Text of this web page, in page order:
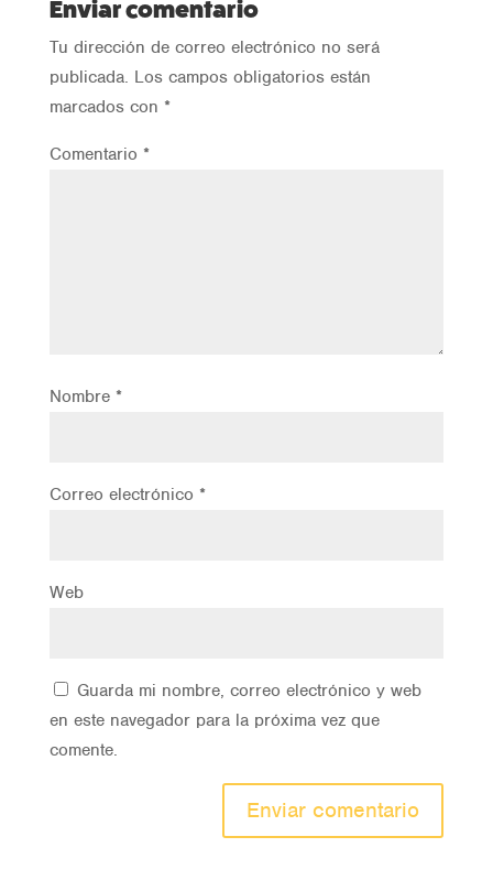
Enviar comentario
Tu dirección de correo electrónico no será
publicada. Los campos obligatorios están
marcados con *
Comentario *
Nombre *
Correo electrónico *
Web
Guarda mi nombre, correo electrónico y web
en este navegador para la próxima vez que
comente.